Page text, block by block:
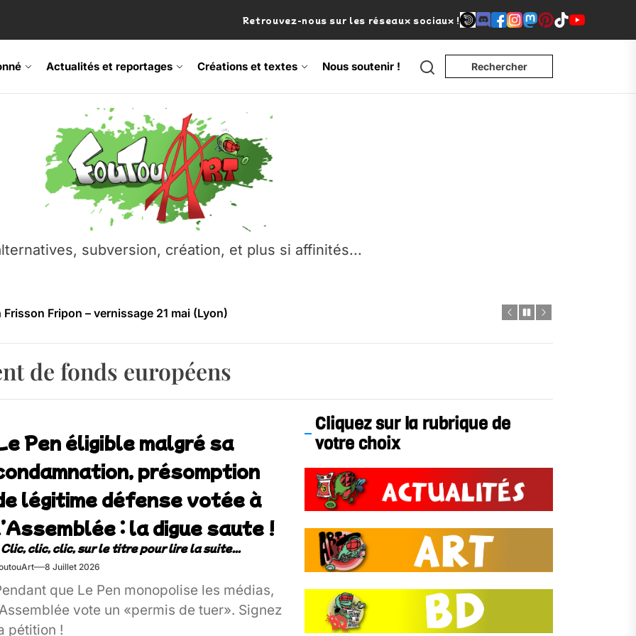
Retrouvez-nous sur les réseaux sociaux !
Actualités et reportages Créations et textes Nous soutenir ! Search Rechercher
subversion, création, et plus si affinités...
Frisson Fripon – vernissage 21 mai (Lyon)
Festival – Samedi 18 juillet (Vaulx-en-Velin)
– Ŝtono, un livre réalisé par Michaël Moretti & Pierre Lacôte
contre l’A412 à l’Établi (Haute-Savoie)
Fripon – vernissage 21 mai (Lyon)
Festival – Samedi 18 juillet (Vaulx-en-Velin)
de fonds européens
Pen éligible malgré sa
présomption
légitime défense votée à
: la digue saute !
8 Juillet 2026
que Le Pen monopolise les médias,
vote un «permis de tuer». Signez
pétition !
Cliquez sur la rubrique de
votre choix